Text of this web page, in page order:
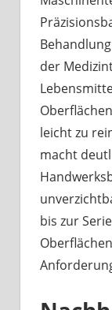
der
leicht zu
macht
bis zur